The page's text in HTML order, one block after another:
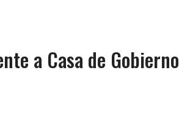
a Casa de Gobierno